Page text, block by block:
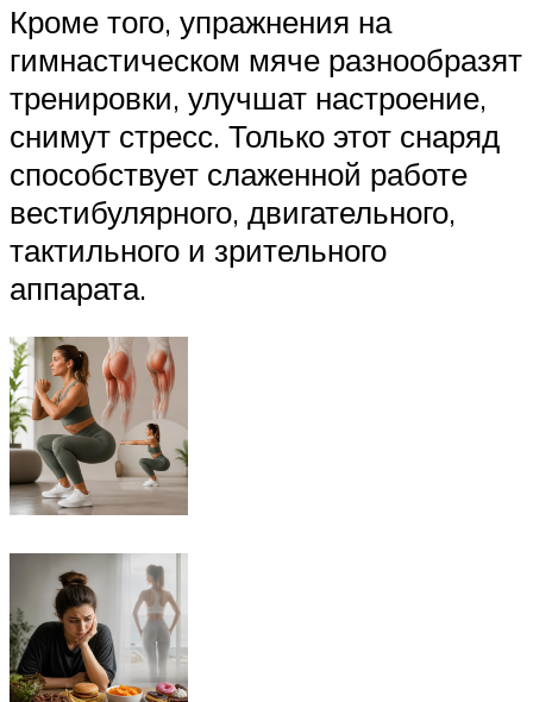
Кроме того, упражнения на
гимнастическом мяче разнообразят
тренировки, улучшат настроение,
снимут стресс. Только этот снаряд
способствует слаженной работе
вестибулярного, двигательного,
тактильного и зрительного
аппарата.